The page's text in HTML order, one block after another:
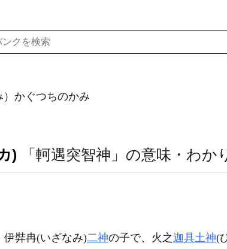
）かぐつちのかみ
) 「軻遇突智神」の意味・わか
伊弉冉(いざなみ)二神の子で、火之迦具土神(